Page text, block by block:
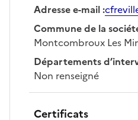
Adresse e-mail:
Commune de la
Montcombroux Les
Départements
Non renseigné
Certificats